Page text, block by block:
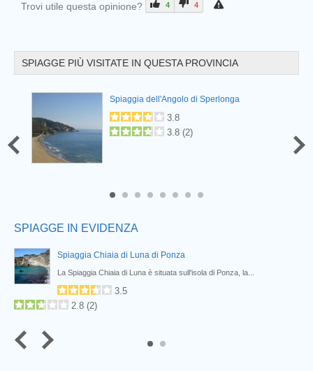
Trovi utile questa opinione? 4 4
SPIAGGE PIÙ VISITATE IN QUESTA PROVINCIA
Spiaggia dell'Angolo di Sperlonga
3.8
3.8 (2)
SPIAGGE IN EVIDENZA
Spiaggia Chiaia di Luna di Ponza
La Spiaggia Chiaia di Luna è situata sull'isola di Ponza, la...
3.5
2.8 (2)